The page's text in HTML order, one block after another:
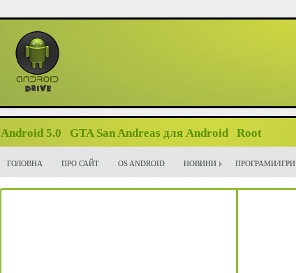
Android 5.0 GTA San Andreas для Android Root
ГОЛОВНА ПРО САЙТ OS ANDROID НОВИНИ ПРОГРАМИ/ІГРИ